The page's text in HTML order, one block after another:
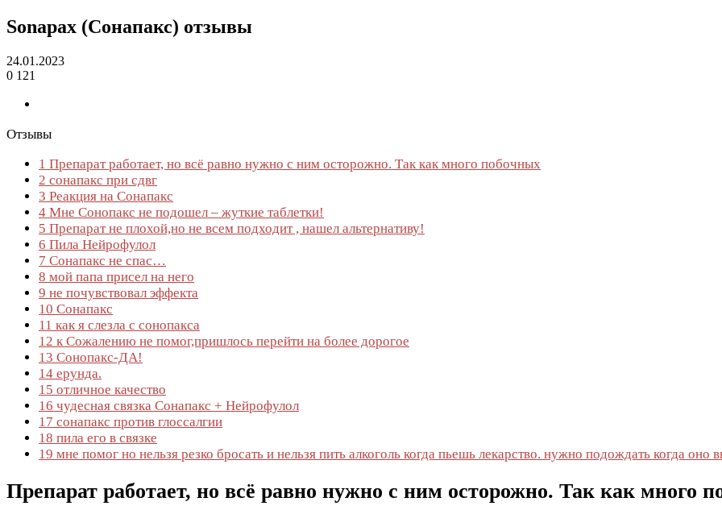
Sonapax (Сонапакс) отзывы
24.01.2023
0 121
Отзывы
1 Препарат работает, но всё равно нужно с ним осторожно. Так как много побочных
2 сонапакс при сдвг
3 Реакция на Сонапакс
4 Мне Сонопакс не подошел – жуткие таблетки!
5 Препарат не плохой,но не всем подходит , нашел альтернативу!
6 Пила Нейрофулол
7 Сонапакс не спас…
8 мой папа присел на него
9 не почувствовал эффекта
10 Сонапакс
11 как я слезла с сонопакса
12 к Сожалению не помог,пришлось перейти на более дорогое
13 Сонопакс-ДА!
14 ерунда.
15 отличное качество
16 чудесная связка Сонапакс + Нейрофулол
17 сонапакс против глоссалгии
18 пила его в связке
19 мне помог но нельзя резко бросать и нельзя пить алкоголь когда пьешь лекарство. нужно подождать когда оно
Препарат работает, но всё равно нужно с ним осторожно. Так как много